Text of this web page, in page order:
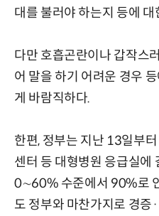
대를 불러야 하는지 등에
다만 호흡곤란이나 갑작스
어 말을 하기 어려운 경우
게 바람직하다.
한편, 정부는 지난 13일부
센터 등 대형병원 응급실에
0∼60% 수준에서 90%로
도 정부와 마찬가지로 경증